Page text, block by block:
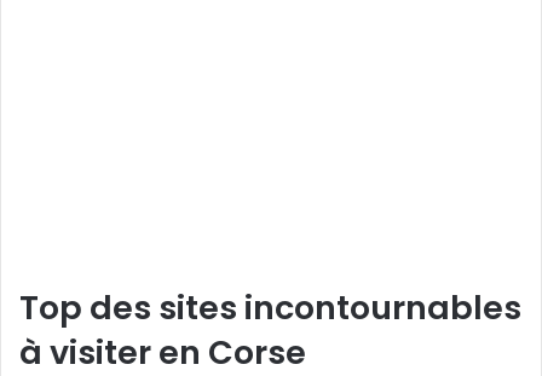
Top des sites incontournables
à visiter en Corse